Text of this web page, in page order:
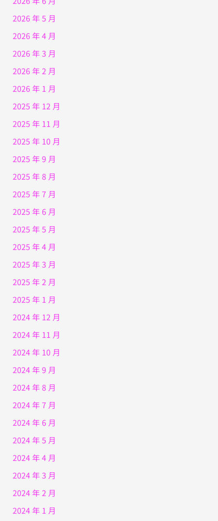
2026 年 5 月
2026 年 4 月
2026 年 3 月
2026 年 2 月
2026 年 1 月
2025 年 12 月
2025 年 11 月
2025 年 10 月
2025 年 9 月
2025 年 8 月
2025 年 7 月
2025 年 6 月
2025 年 5 月
2025 年 4 月
2025 年 3 月
2025 年 2 月
2025 年 1 月
2024 年 12 月
2024 年 11 月
2024 年 10 月
2024 年 9 月
2024 年 8 月
2024 年 7 月
2024 年 6 月
2024 年 5 月
2024 年 4 月
2024 年 3 月
2024 年 2 月
2024 年 1 月